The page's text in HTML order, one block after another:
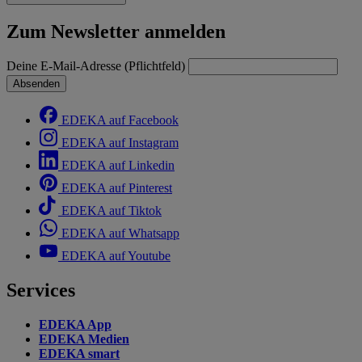
Zum Newsletter anmelden
Deine E-Mail-Adresse (Pflichtfeld)
Absenden
EDEKA auf Facebook
EDEKA auf Instagram
EDEKA auf Linkedin
EDEKA auf Pinterest
EDEKA auf Tiktok
EDEKA auf Whatsapp
EDEKA auf Youtube
Services
EDEKA App
EDEKA Medien
EDEKA smart